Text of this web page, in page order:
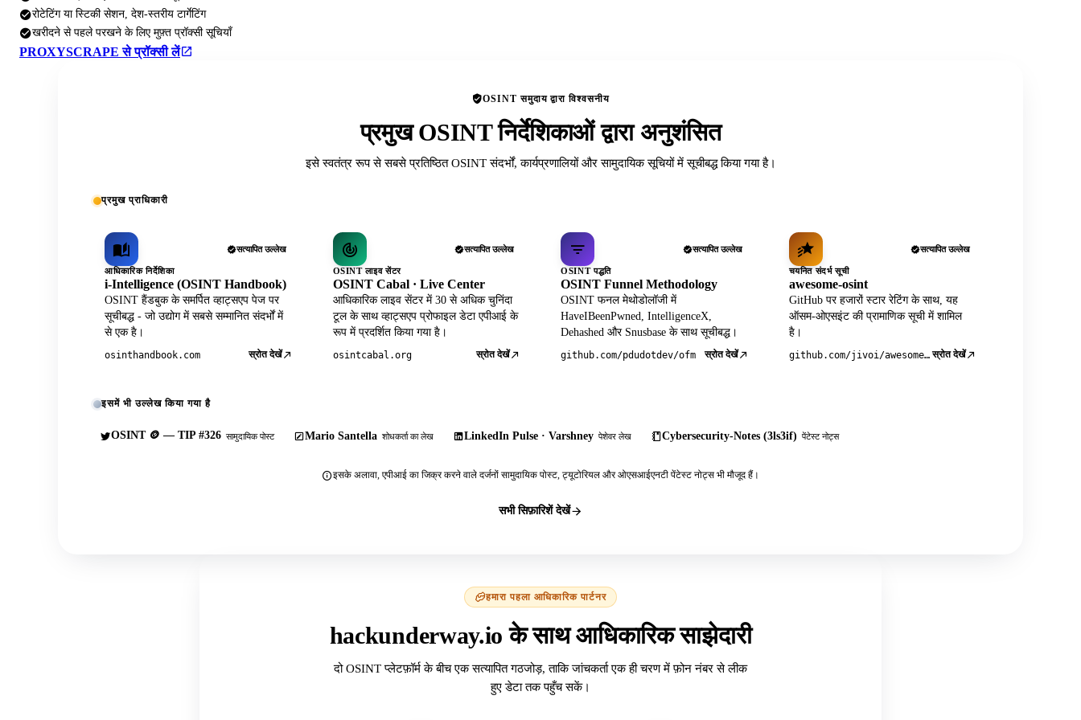
रोटेटिंग या स्टिकी सेशन, देश-स्तरीय टार्गेटिंग
खरीदने से पहले परखने के लिए मुफ़्त प्रॉक्सी सूचियाँ
PROXYSCRAPE से प्रॉक्सी लें
OSINT समुदाय द्वारा विश्वसनीय
प्रमुख OSINT निर्देशिकाओं द्वारा अनुशंसित
इसे स्वतंत्र रूप से सबसे प्रतिष्ठित OSINT संदर्भों, कार्यप्रणालियों और सामुदायिक सूचियों में सूचीबद्ध किया गया है।
प्रमुख प्राधिकारी
सत्यापित उल्लेख
आधिकारिक निर्देशिका
i-Intelligence (OSINT Handbook)
OSINT हैंडबुक के समर्पित व्हाट्सएप पेज पर
सूचीबद्ध - जो उद्योग में सबसे सम्मानित संदर्भों में
से एक है।
osinthandbook.com स्रोत देखें
सत्यापित उल्लेख
OSINT लाइव सेंटर
OSINT Cabal · Live Center
आधिकारिक लाइव सेंटर में 30 से अधिक चुनिंदा
टूल के साथ व्हाट्सएप प्रोफाइल डेटा एपीआई के
रूप में प्रदर्शित किया गया है।
osintcabal.org स्रोत देखें
सत्यापित उल्लेख
OSINT पद्धति
OSINT Funnel Methodology
OSINT फनल मेथोडोलॉजी में
HaveIBeenPwned, IntelligenceX,
Dehashed और Snusbase के साथ सूचीबद्ध।
github.com/pdudotdev/ofm स्रोत देखें
सत्यापित उल्लेख
चयनित संदर्भ सूची
awesome-osint
GitHub पर हजारों स्टार रेटिंग के साथ, यह
ऑसम-ओएसइंट की प्रामाणिक सूची में शामिल
है।
github.com/jivoi/awesome-osint स्रोत देखें
इसमें भी उल्लेख किया गया है
OSINT 🪙 — TIP #326 सामुदायिक पोस्ट Mario Santella शोधकर्ता का लेख LinkedIn Pulse · Varshney पेशेवर लेख Cybersecurity-Notes (3ls3if) पेंटेस्ट नोट्स
इसके अलावा, एपीआई का जिक्र करने वाले दर्जनों सामुदायिक पोस्ट, ट्यूटोरियल और ओएसआईएनटी पेंटेस्ट नोट्स भी मौजूद हैं।
सभी सिफ़ारिशें देखें
हमारा पहला आधिकारिक पार्टनर
hackunderway.io के साथ आधिकारिक साझेदारी
दो OSINT प्लेटफ़ॉर्म के बीच एक सत्यापित गठजोड़, ताकि जांचकर्ता एक ही चरण में फ़ोन नंबर से लीक
हुए डेटा तक पहुँच सकें।